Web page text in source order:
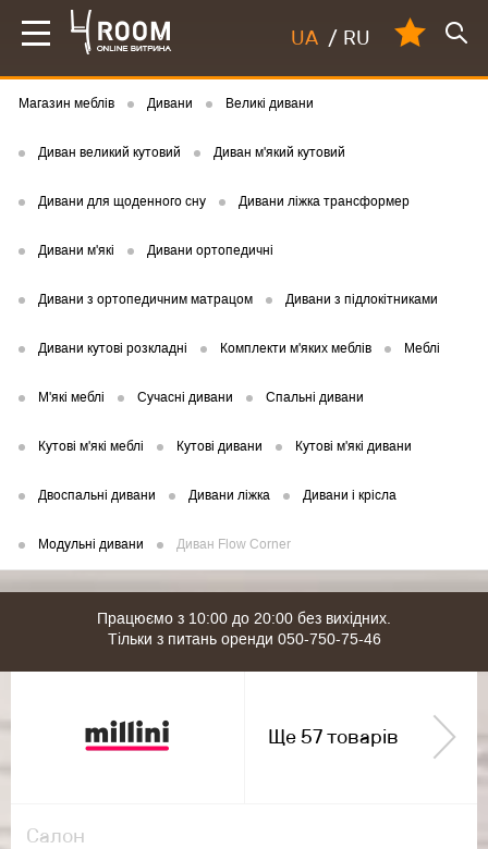
UA / RU
Магазин меблів Дивани Великі дивани
Диван великий кутовий Диван м'який кутовий
Дивани для щоденного сну Дивани ліжка трансформер
Дивани м'які Дивани ортопедичні
Дивани з ортопедичним матрацом Дивани з підлокітниками
Дивани кутові розкладні Комплекти м'яких меблів Меблі
М'які меблі Сучасні дивани Спальні дивани
Кутові м'які меблі Кутові дивани Кутові м'які дивани
Двоспальні дивани Дивани ліжка Дивани і крісла
Модульні дивани Диван Flow Corner
Працюємо з 10:00 до 20:00 без вихідних.
Тільки з питань оренди 050-750-75-46
Салон
Ще 57 товарів